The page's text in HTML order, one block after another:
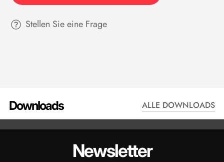
Stellen Sie eine Frage
Downloads ALLE DOWNLOADS
DATENBLATT - QMA401
ANZEIGEN
Newsletter